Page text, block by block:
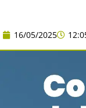
16/05/2025